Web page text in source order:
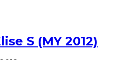
S (MY 2012)